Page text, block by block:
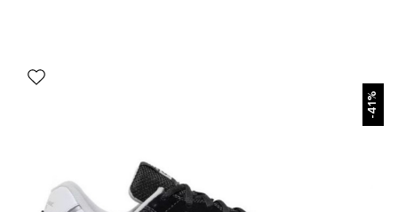
-41%